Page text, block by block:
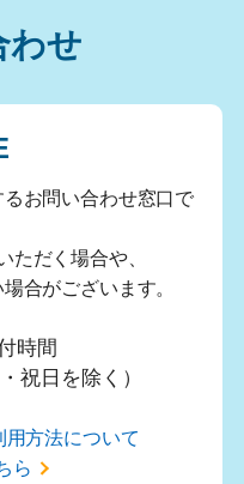
わせ
お問い合わせ窓口で
ただく場合や、
合がございます。
時間
祝日を除く）
方法について
ら